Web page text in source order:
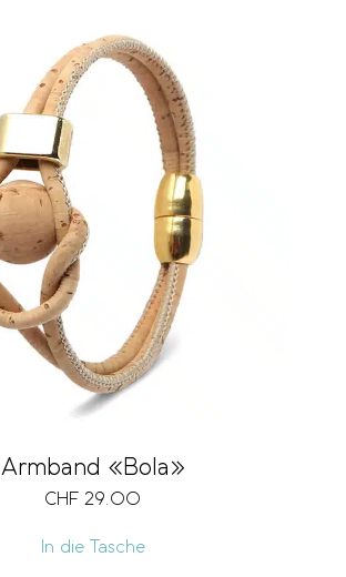
Armband «Bola»
CHF 29.00
In die Tasche